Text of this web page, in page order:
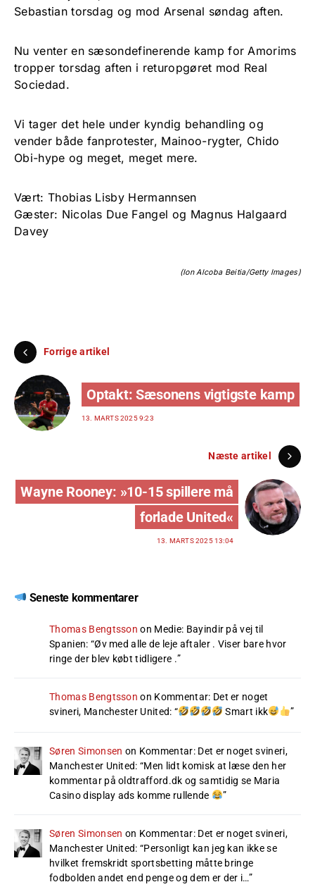
Sebastian torsdag og mod Arsenal søndag aften.
Nu venter en sæsondefinerende kamp for Amorims
tropper torsdag aften i returopgøret mod Real
Sociedad.
Vi tager det hele under kyndig behandling og
vender både fanprotester, Mainoo-rygter, Chido
Obi-hype og meget, meget mere.
Vært: Thobias Lisby Hermannsen
Gæster: Nicolas Due Fangel og Magnus Halgaard
Davey
(Ion Alcoba Beitia/Getty Images)
Forrige artikel
Optakt: Sæsonens vigtigste kamp
13. MARTS 2025 9:23
Næste artikel
Wayne Rooney: »10-15 spillere må
forlade United«
13. MARTS 2025 13:04
Seneste kommentarer
Thomas Bengtsson on Medie: Bayindir på vej til
Spanien: “Øv med alle de leje aftaler . Viser bare hvor
ringe der blev købt tidligere .”
Thomas Bengtsson on Kommentar: Det er noget
svineri, Manchester United: “ Smart ikk ”
Søren Simonsen on Kommentar: Det er noget svineri,
Manchester United: “Men lidt komisk at læse den her
kommentar på oldtrafford.dk og samtidig se Maria
Casino display ads komme rullende
”
Søren Simonsen on Kommentar: Det er noget svineri,
Manchester United: “Personligt kan jeg kan ikke se
hvilket fremskridt sportsbetting måtte bringe
fodbolden andet end penge og dem er der i…”